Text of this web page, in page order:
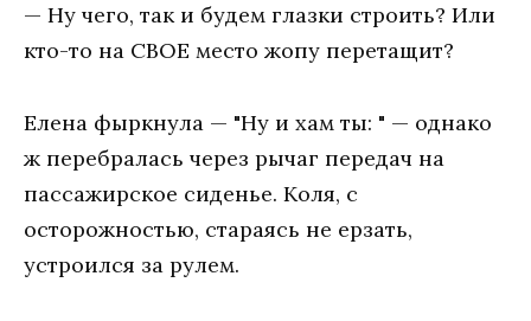
— Ну чего, так и будем глазки строить? Или
кто-то на СВОЕ место жопу перетащит?
Елена фыркнула — "Ну и хам ты: " — однако
ж перебралась через рычаг передач на
пассажирское сиденье. Коля, с
осторожностью, стараясь не ерзать,
устроился за рулем.